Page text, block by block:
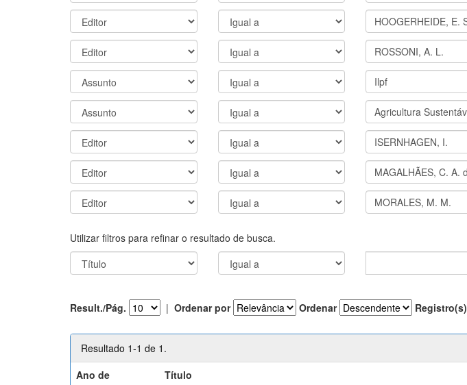
Utilizar filtros para refinar o resultado de busca.
Result./Pág. | Ordenar por Ordenar Registro(s)
Resultado 1-1 de 1.
Ano de
Título